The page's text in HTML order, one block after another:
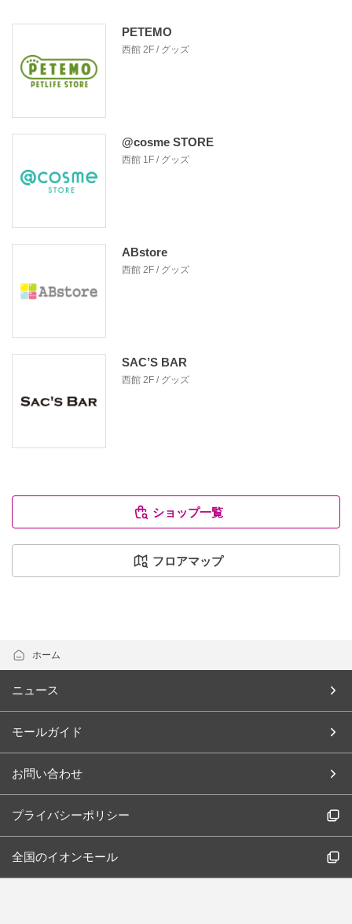
PETEMO
西館 2F / グッズ
@cosme STORE
西館 1F / グッズ
ABstore
西館 2F / グッズ
SAC’S BAR
西館 2F / グッズ
ショップ一覧
フロアマップ
ホーム
ニュース
モールガイド
お問い合わせ
プライバシーポリシー
全国のイオンモール